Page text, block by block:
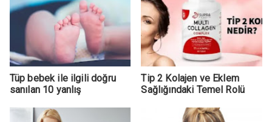
Tüp bebek ile ilgili doğru
sanılan 10 yanlış
Tip 2 Kolajen ve Eklem
Sağlığındaki Temel Rolü